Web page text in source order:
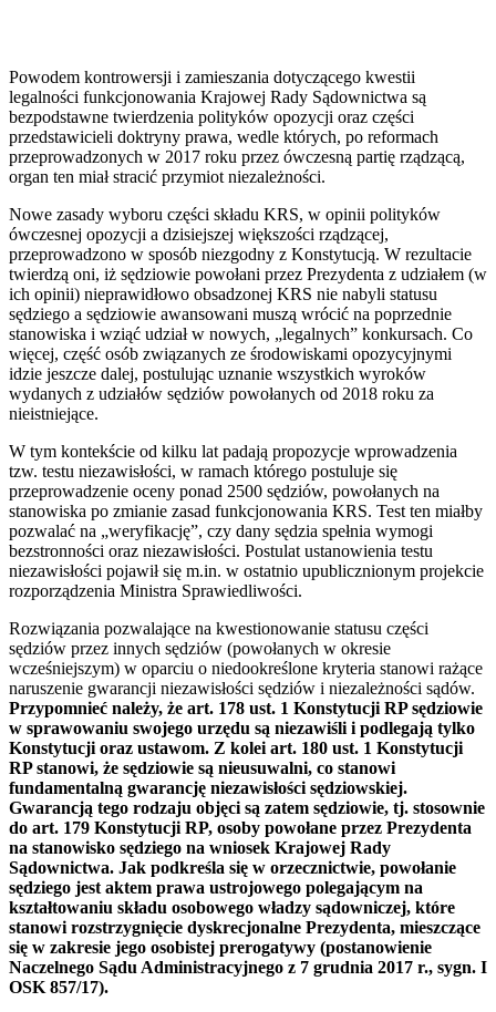
Powodem kontrowersji i zamieszania dotyczącego kwestii
legalności funkcjonowania Krajowej Rady Sądownictwa są
bezpodstawne twierdzenia polityków opozycji oraz części
przedstawicieli doktryny prawa, wedle których, po reformach
przeprowadzonych w 2017 roku przez ówczesną partię rządzącą,
organ ten miał stracić przymiot niezależności.
Nowe zasady wyboru części składu KRS, w opinii polityków
ówczesnej opozycji a dzisiejszej większości rządzącej,
przeprowadzono w sposób niezgodny z Konstytucją. W rezultacie
twierdzą oni, iż sędziowie powołani przez Prezydenta z udziałem (w
ich opinii) nieprawidłowo obsadzonej KRS nie nabyli statusu
sędziego a sędziowie awansowani muszą wrócić na poprzednie
stanowiska i wziąć udział w nowych, „legalnych” konkursach. Co
więcej, część osób związanych ze środowiskami opozycyjnymi
idzie jeszcze dalej, postulując uznanie wszystkich wyroków
wydanych z udziałów sędziów powołanych od 2018 roku za
nieistniejące.
W tym kontekście od kilku lat padają propozycje wprowadzenia
tzw. testu niezawisłości, w ramach którego postuluje się
przeprowadzenie oceny ponad 2500 sędziów, powołanych na
stanowiska po zmianie zasad funkcjonowania KRS. Test ten miałby
pozwalać na „weryfikację”, czy dany sędzia spełnia wymogi
bezstronności oraz niezawisłości. Postulat ustanowienia testu
niezawisłości pojawił się m.in. w ostatnio upublicznionym projekcie
rozporządzenia Ministra Sprawiedliwości.
Rozwiązania pozwalające na kwestionowanie statusu części
sędziów przez innych sędziów (powołanych w okresie
wcześniejszym) w oparciu o niedookreślone kryteria stanowi rażące
naruszenie gwarancji niezawisłości sędziów i niezależności sądów.
Przypomnieć należy, że art. 178 ust. 1 Konstytucji RP sędziowie
w sprawowaniu swojego urzędu są niezawiśli i podlegają tylko
Konstytucji oraz ustawom. Z kolei art. 180 ust. 1 Konstytucji
RP stanowi, że sędziowie są nieusuwalni, co stanowi
fundamentalną gwarancję niezawisłości sędziowskiej.
Gwarancją tego rodzaju objęci są zatem sędziowie, tj. stosownie
do art. 179 Konstytucji RP, osoby powołane przez Prezydenta
na stanowisko sędziego na wniosek Krajowej Rady
Sądownictwa. Jak podkreśla się w orzecznictwie, powołanie
sędziego jest aktem prawa ustrojowego polegającym na
kształtowaniu składu osobowego władzy sądowniczej, które
stanowi rozstrzygnięcie dyskrecjonalne Prezydenta, mieszczące
się w zakresie jego osobistej prerogatywy (postanowienie
Naczelnego Sądu Administracyjnego z 7 grudnia 2017 r., sygn. I
OSK 857/17).